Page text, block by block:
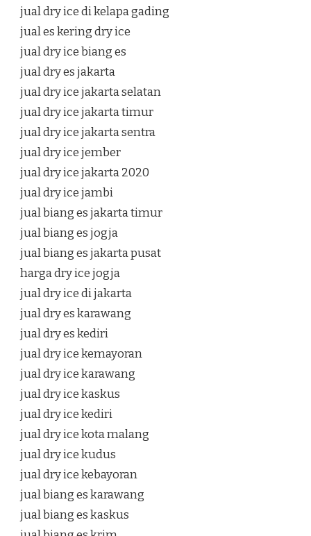
jual dry ice di kelapa gading
jual es kering dry ice
jual dry ice biang es
jual dry es jakarta
jual dry ice jakarta selatan
jual dry ice jakarta timur
jual dry ice jakarta sentra
jual dry ice jember
jual dry ice jakarta 2020
jual dry ice jambi
jual biang es jakarta timur
jual biang es jogja
jual biang es jakarta pusat
harga dry ice jogja
jual dry ice di jakarta
jual dry es karawang
jual dry es kediri
jual dry ice kemayoran
jual dry ice karawang
jual dry ice kaskus
jual dry ice kediri
jual dry ice kota malang
jual dry ice kudus
jual dry ice kebayoran
jual biang es karawang
jual biang es kaskus